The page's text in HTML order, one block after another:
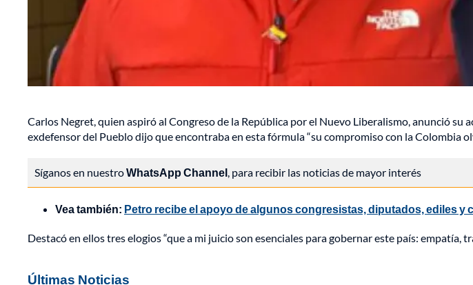
Carlos Negret, quien aspiró al Congreso de la República por el Nuevo Liberalismo, anunció su
exdefensor del Pueblo dijo que encontraba en esta fórmula “su compromiso con la Colombia
Síganos en nuestroWhatsApp Channel , para recibir las noticias de mayor interés
Vea también: Petro recibe el apoyo de algunos congresistas, diputados, ediles y
Destacó en ellos tres elogios “que a mi juicio son esenciales para gobernar este país: empatía,
Últimas Noticias